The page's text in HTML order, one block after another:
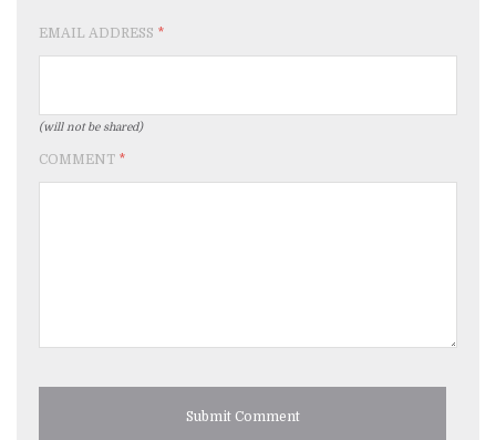
EMAIL ADDRESS *
(will not be shared)
COMMENT *